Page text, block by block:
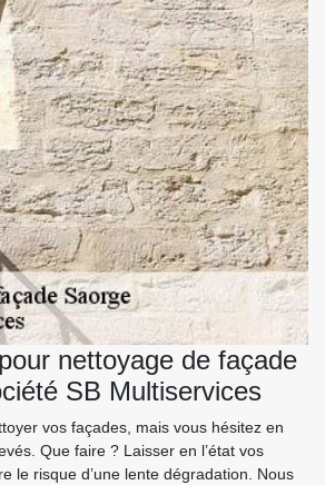
nettoyage de façade
SB Multiservices
vos façades, mais vous hésitez en
Que faire ? Laisser en l’état vos
le risque d’une lente dégradation. Nous